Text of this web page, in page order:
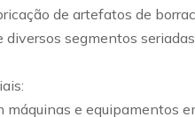
de artefatos de
segmentos
e equipamentos